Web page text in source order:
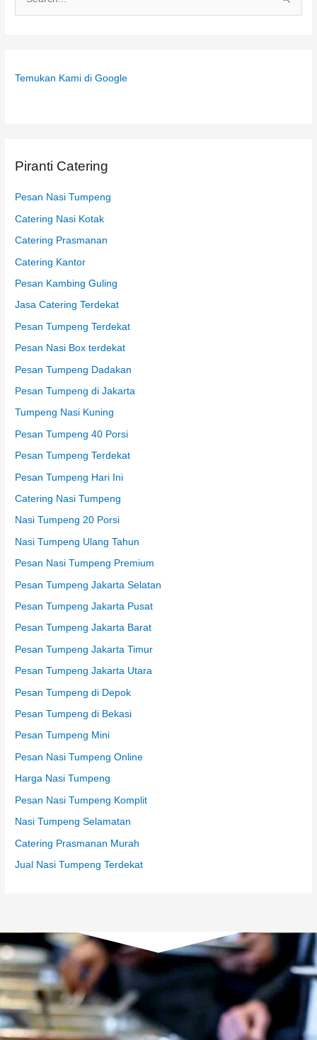
u
Temukan Kami di Google
Piranti Catering
Pesan Nasi Tumpeng
Catering Nasi Kotak
Catering Prasmanan
Catering Kantor
Pesan Kambing Guling
Jasa Catering Terdekat
Pesan Tumpeng Terdekat
Pesan Nasi Box terdekat
Pesan Tumpeng Dadakan
Pesan Tumpeng di Jakarta
Tumpeng Nasi Kuning
Pesan Tumpeng 40 Porsi
Pesan Tumpeng Terdekat
Pesan Tumpeng Hari Ini
Catering Nasi Tumpeng
Nasi Tumpeng 20 Porsi
Nasi Tumpeng Ulang Tahun
Pesan Nasi Tumpeng Premium
Pesan Tumpeng Jakarta Selatan
Pesan Tumpeng Jakarta Pusat
Pesan Tumpeng Jakarta Barat
Pesan Tumpeng Jakarta Timur
Pesan Tumpeng Jakarta Utara
Pesan Tumpeng di Depok
Pesan Tumpeng di Bekasi
Pesan Tumpeng Mini
Pesan Nasi Tumpeng Online
Harga Nasi Tumpeng
Pesan Nasi Tumpeng Komplit
Nasi Tumpeng Selamatan
Catering Prasmanan Murah
Jual Nasi Tumpeng Terdekat